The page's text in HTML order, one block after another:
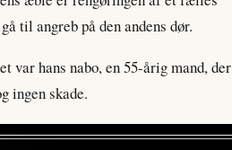
til angreb på den andens dør.
var hans nabo, en 55-årig mand, der
ingen skade.